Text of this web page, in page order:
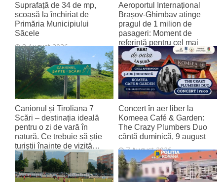
Suprafață de 34 de mp,
scoasă la închiriat de
Primăria Municipiului
Săcele
8 August 2026
Aeroportul Internațional
Brașov‑Ghimbav atinge
pragul de 1 milion de
pasageri: Moment de
referință pentru cel mai
tânăr aeroport al țării
8 August 2026
Canionul și Tiroliana 7
Scări – destinația ideală
pentru o zi de vară în
natură. Ce trebuie să știe
turiștii înainte de vizită…
7 August 2026
Concert în aer liber la
Komeea Café & Garden:
The Crazy Plumbers Duo
cântă duminică, 9 august
7 August 2026